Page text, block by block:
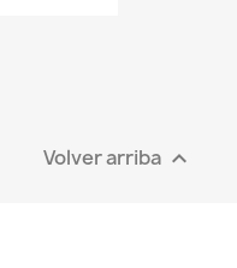
Volver arriba 